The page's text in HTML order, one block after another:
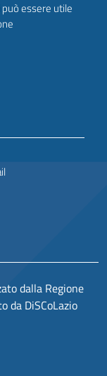
essere utile
dalla Regione
da DiSCoLazio